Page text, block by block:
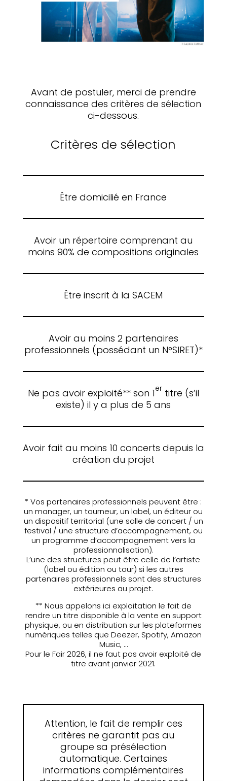
Avant de postuler, merci de prendre
connaissance des critères de sélection
ci-dessous.
Critères de sélection
Être domicilié en France
Avoir un répertoire comprenant au
moins 90% de compositions originales
Être inscrit à la SACEM
Avoir au moins 2 partenaires
professionnels (possédant un N°SIRET)*
Ne pas avoir exploité** son 1er titre (s’il
existe) il y a plus de 5 ans
Avoir fait au moins 10 concerts depuis la
création du projet
* Vos partenaires professionnels peuvent être :
un manager, un tourneur, un label, un éditeur ou
un dispositif territorial (une salle de concert / un
festival / une structure d’accompagnement, ou
un programme d’accompagnement vers la
professionnalisation).
L’une des structures peut être celle de l’artiste
(label ou édition ou tour) si les autres
partenaires professionnels sont des structures
extérieures au projet.
** Nous appelons ici exploitation le fait de
rendre un titre disponible à la vente en support
physique, ou en distribution sur les plateformes
numériques telles que Deezer, Spotify, Amazon
Music, …
Pour le Fair 2026, il ne faut pas avoir exploité de
titre avant janvier 2021.
Attention, le fait de remplir ces
critères ne garantit pas au
groupe sa présélection
automatique. Certaines
informations complémentaires